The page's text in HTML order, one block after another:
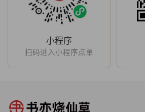
小程序
扫码进入小程序点单